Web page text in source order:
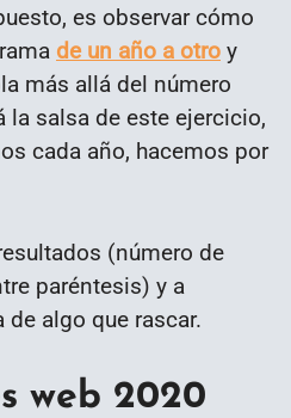
es observar cómo
de un año a otro y
más allá del número
la salsa de este ejercicio,
cada año, hacemos por
(número de
paréntesis) y a
algo que rascar.
web 2020